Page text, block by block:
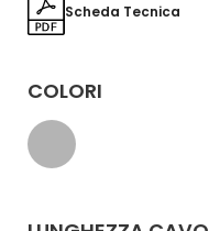
Scheda Tecnica
COLORI